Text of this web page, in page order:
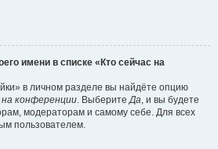
имени в списке «Кто сейчас на
в личном разделе вы найдёте опцию
конференции. ВыберитеДа, и вы будете
модераторам и самому себе. Для всех
пользователем.